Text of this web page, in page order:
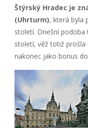
Štýrský Hradec je
(Uhrturm), která byla
století. Dnešní podoba
století, věž totiž prošla
nakonec jako bonus